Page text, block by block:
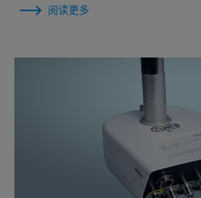
阅读更多